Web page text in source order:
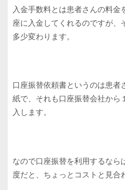
入金手数料とは患者さんの料金
座に入金してくれるのですが、
多少変わります。
口座振替依頼書というのは患者
紙で、それも口座振替会社から
入します。
なので口座振替を利用するなら
度だと、ちょっとコストと見合